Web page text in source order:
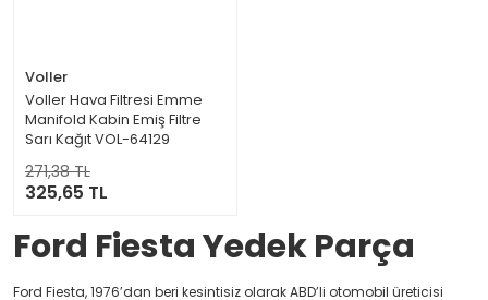
Voller
Voller Hava Filtresi Emme
Manifold Kabin Emiş Filtre
Sarı Kağıt VOL-64129
Bipper Citroën C2 C3 Xsara
Nemo 1.4 Hdi Dv4 Ford Fiesta
271,38 TL
325,65 TL
Ford Fiesta Yedek Parça
Ford Fiesta, 1976’dan beri kesintisiz olarak ABD’li otomobil üreticisi